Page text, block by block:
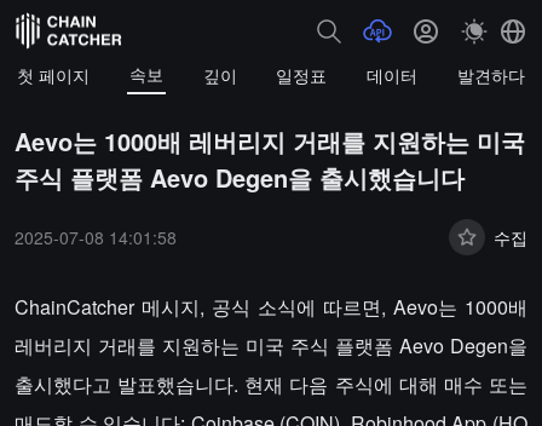
첫 페이지 속보 깊이 일정표 데이터 발견하다
Aevo는 1000배 레버리지 거래를 지원하는 미국
주식 플랫폼 Aevo Degen을 출시했습니다
2025-07-08 14:01:58 수집
ChainCatcher 메시지, 공식 소식에 따르면, Aevo는 1000배
레버리지 거래를 지원하는 미국 주식 플랫폼 Aevo Degen을
출시했다고 발표했습니다. 현재 다음 주식에 대해 매수 또는